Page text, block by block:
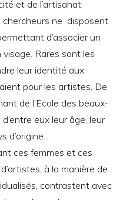
et de l’artisanat.
chercheurs ne disposent
d’associer un
Rares sont les
leur identité aux
pour les artistes. De
de l’Ecole des beaux-
eux leur âge, leur
d’origine.
ces femmes et ces
à la manière de
contrastent avec